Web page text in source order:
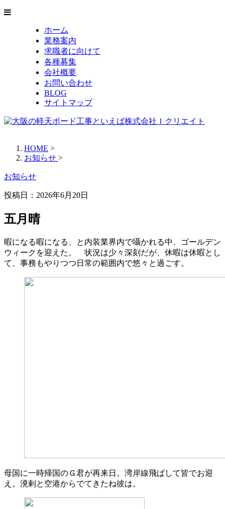
ホーム
業務案内
求職者に向けて
各種募集
会社概要
お問い合わせ
BLOG
サイトマップ
HOME >
お知らせ >
お知らせ
投稿日： 2026年6月20日
五月晴
暇になる暇になる、と内装業界内で囁かれる中、ゴールデン
ウィークを迎えた。 状況は少々深刻だが、休暇は休暇とし
て、事務もやりつつ日常の範囲内で悠々と過ごす。
母国に一時帰国のＧ君が再来日。湾岸線飛ばして皆でお迎
え。溌剌と空港からでてきたね彼は。